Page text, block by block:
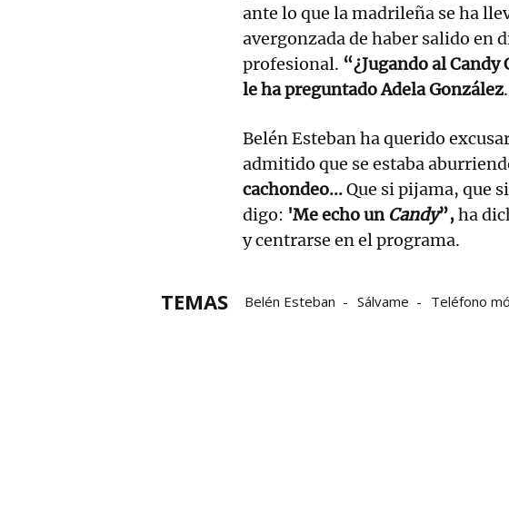
ante lo que la madrileña se ha
avergonzada de haber salido en
profesional. “¿Jugando al Candy
le ha preguntado Adela González.
Belén Esteban ha querido
admitido que se estaba
cachondeo...Que si pijama, que
digo: 'Me echo un Candy”,ha
y centrarse en el programa.
TEMAS Belén Esteban Sálvame Teléfono